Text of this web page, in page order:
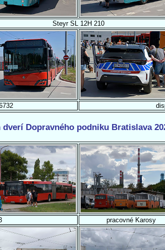
Steyr SL 12H 210
Dopravného podniku Bratislava
pracovné Karosy